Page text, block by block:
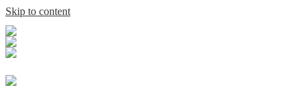
Skip to content